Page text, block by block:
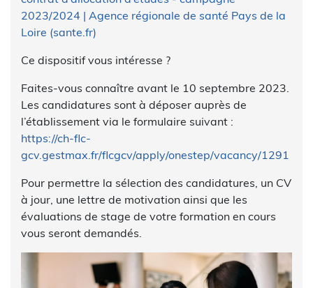
2023/2024 | Agence régionale de santé Pays de la
Loire (sante.fr)
Ce dispositif vous intéresse ?
Faites-vous connaître avant le 10 septembre 2023.
Les candidatures sont à déposer auprès de
l’établissement via le formulaire suivant :
https://ch-flc-
gcv.gestmax.fr/flcgcv/apply/onestep/vacancy/1291
Pour permettre la sélection des candidatures, un CV
à jour, une lettre de motivation ainsi que les
évaluations de stage de votre formation en cours
vous seront demandés.